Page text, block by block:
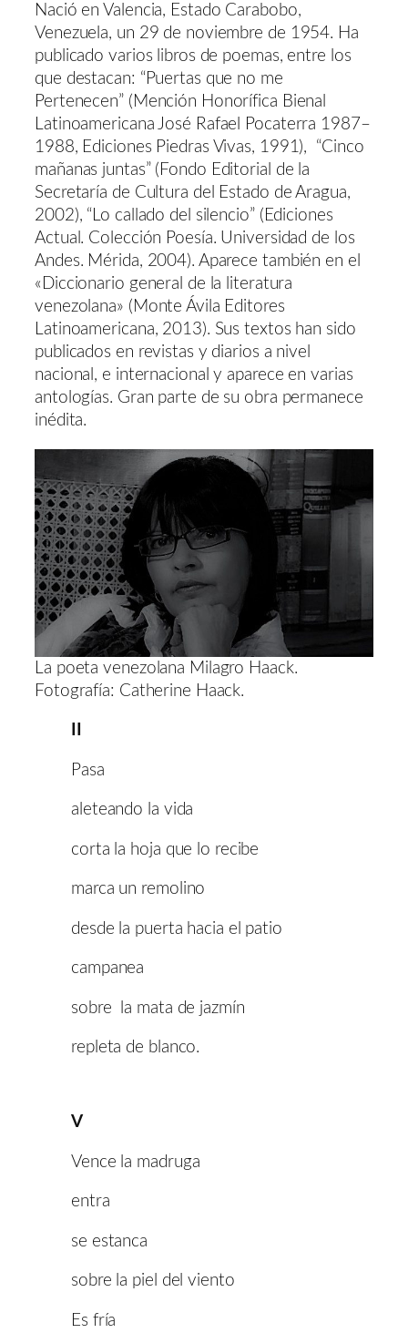
Nació en Valencia, Estado Carabobo,
Venezuela, un 29 de noviembre de 1954. Ha
publicado varios libros de poemas, entre los
que destacan: “Puertas que no me
Pertenecen” (Mención Honorífica Bienal
Latinoamericana José Rafael Pocaterra 1987–
1988, Ediciones Piedras Vivas, 1991), “Cinco
mañanas juntas” (Fondo Editorial de la
Secretaría de Cultura del Estado de Aragua,
2002), “Lo callado del silencio” (Ediciones
Actual. Colección Poesía. Universidad de los
Andes. Mérida, 2004). Aparece también en el
«Diccionario general de la literatura
venezolana» (Monte Ávila Editores
Latinoamericana, 2013). Sus textos han sido
publicados en revistas y diarios a nivel
nacional, e internacional y aparece en varias
antologías. Gran parte de su obra permanece
inédita.
La poeta venezolana Milagro Haack.
Fotografía: Catherine Haack.
Pasa
aleteando la vida
corta la hoja que lo recibe
marca un remolino
desde la puerta hacia el patio
campanea
sobre la mata de jazmín
repleta de blanco.
V
Vence la madruga
entra
se estanca
sobre la piel del viento
Es fría